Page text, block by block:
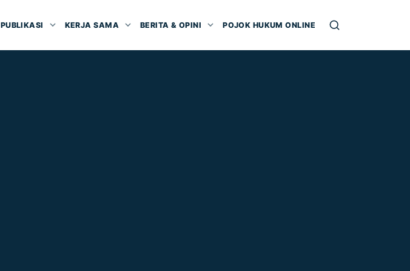
PUBLIKASI KERJA SAMA BERITA & OPINI POJOK HUKUM ONLINE